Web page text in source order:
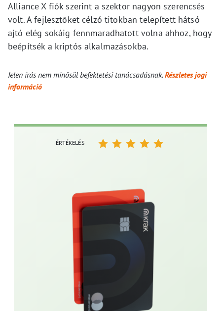
Alliance X fiók szerint a szektor nagyon szerencsés
volt. A fejlesztőket célzó titokban telepített hátsó
ajtó elég sokáig fennmaradhatott volna ahhoz, hogy
beépítsék a kriptós alkalmazásokba.
Jelen írás nem minősül befektetési tanácsadásnak.Részletes jogi
információ
ÉRTÉKELÉS